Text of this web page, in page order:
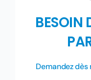
BESOIN
Demandez